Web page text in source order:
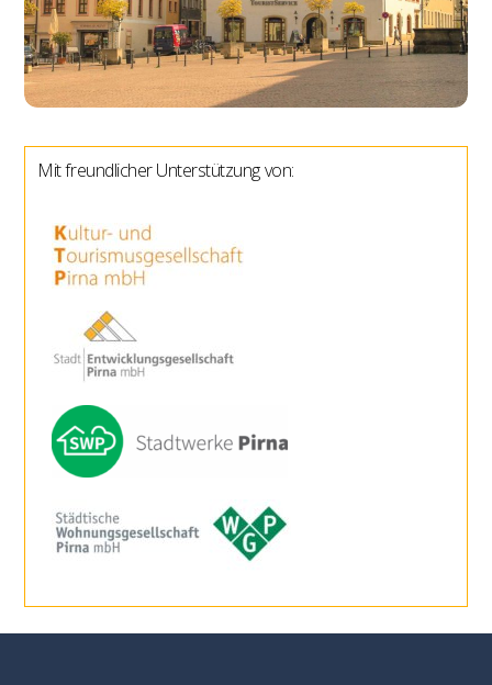
Süssverpackt
Pirna Gutschein - Akzeptanzstellen
mehr lesen
SZ- Treffpunkt Pirna / DDV Lokal Pirna
Bücher & Spielwaren Foto, Kunst & Souvenirs,Reisebüros
Urlaub, Kultur &
Freizeit
TouristService Pirna
Foto, Kunst & Souvenirs
Onlineshops
mehr lesen
Mit freundlicher Unterstützung von: